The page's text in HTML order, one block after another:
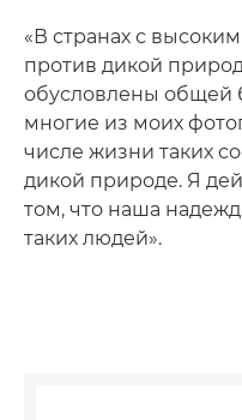
«В странах с
против дикой
обусловлены общей
многие из моих
числе жизни таких
дикой природе. Я
том, что наша
таких людей».